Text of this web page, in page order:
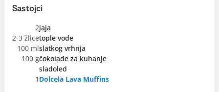
Sastojci
2jaja
2-3 žlicetople vode
100 mlslatkog vrhnja
100 gčokolade za kuhanje
sladoled
1 Dolcela Lava Muffins